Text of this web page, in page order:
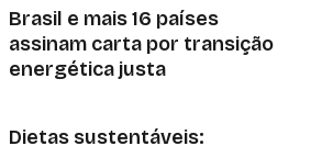
Brasil e mais 16 países
assinam carta por transição
energética justa
Dietas sustentáveis: